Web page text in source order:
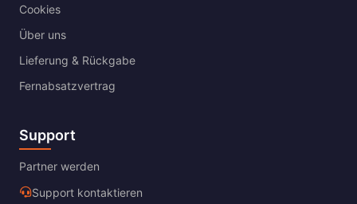
Cookies
Über uns
Lieferung & Rückgabe
Fernabsatzvertrag
Support
Partner werden
Support kontaktieren